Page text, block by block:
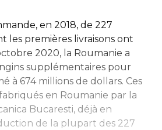
en 2018, de 227
les premières livraisons ont
2020, la Roumanie a
supplémentaires pour
à 674 millions de dollars. Ces
en Roumanie par la
Bucaresti, déjà en
de la plupart des 227